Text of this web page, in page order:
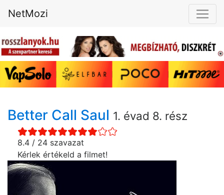
NetMozi
Better Call Saul 1. évad 8. rész
8.4 / 24 szavazat
Kérlek értékeld a filmet!